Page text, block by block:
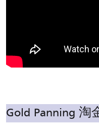
Gold Panning 淘